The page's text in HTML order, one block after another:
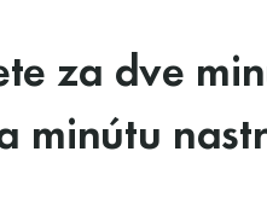
za dve
minútu